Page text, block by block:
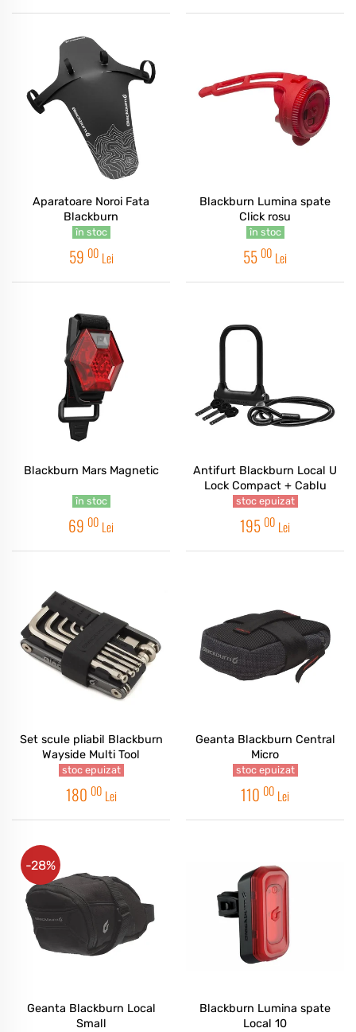
Aparatoare Noroi Fata
Blackburn
în stoc
59 00 Lei
Blackburn Lumina spate
Click rosu
în stoc
55 00 Lei
Blackburn Mars Magnetic
în stoc
69 00 Lei
Antifurt Blackburn Local U
Lock Compact + Cablu
stoc epuizat
195 00 Lei
Set scule pliabil Blackburn
Wayside Multi Tool
stoc epuizat
180 00 Lei
Geanta Blackburn Central
Micro
stoc epuizat
110 00 Lei
Geanta Blackburn Local
Small
-28%
Blackburn Lumina spate
Local 10